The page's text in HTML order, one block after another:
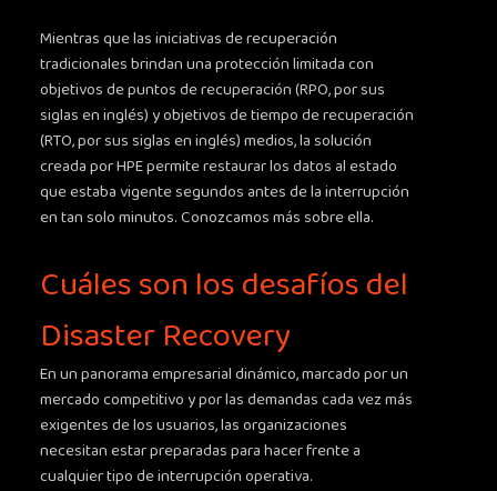
Mientras que las iniciativas de recuperación
tradicionales brindan una protección limitada con
objetivos de puntos de recuperación (RPO, por sus
siglas en inglés) y objetivos de tiempo de recuperación
(RTO, por sus siglas en inglés) medios, la solución
creada por HPE permite restaurar los datos al estado
que estaba vigente segundos antes de la interrupción
en tan solo minutos. Conozcamos más sobre ella.
Cuáles son los desafíos del
Disaster Recovery
En un panorama empresarial dinámico, marcado por un
mercado competitivo y por las demandas cada vez más
exigentes de los usuarios, las organizaciones
necesitan estar preparadas para hacer frente a
cualquier tipo de interrupción operativa.